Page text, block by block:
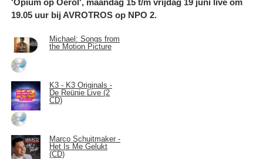
19.05 uur bij AVROTROS op NPO 2.
Michael: Songs from
the Motion Picture
K3 - K3 Originals -
De Reünie Live (2
CD)
Marco Schuitmaker -
Het Is Me Gelukt
(CD)